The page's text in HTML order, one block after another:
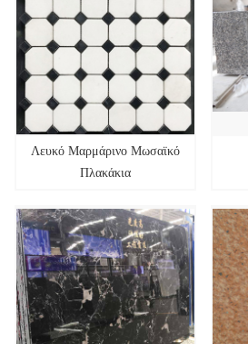
Λευκό Μαρμάρινο Μωσαϊκό
Πλακάκια